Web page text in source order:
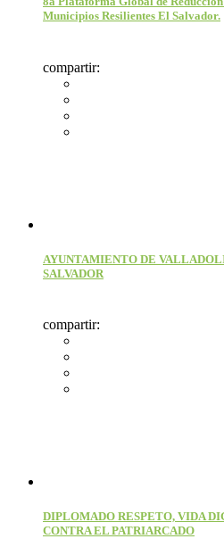
Municipios Resilientes El Salvador.
compartir:
AYUNTAMIENTO DE
SALVADOR
compartir:
DIPLOMADO RESPETO, VIDA
CONTRA EL PATRIARCADO